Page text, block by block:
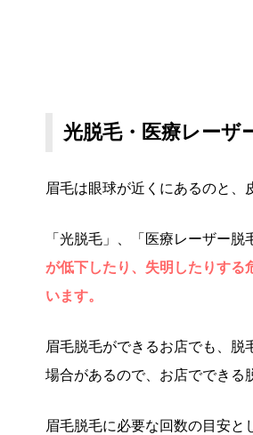
光脱毛・医療レーザ
眉毛は眼球が近くにあるのと、
「光脱毛」、「医療レーザー
が低下したり、失明したりする
います。
眉毛脱毛ができるお店でも、脱
場合があるので、お店でできる
眉毛脱毛に必要な回数の目安と